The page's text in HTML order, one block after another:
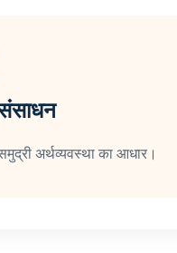
अर्थव्यवस्था का आधार।